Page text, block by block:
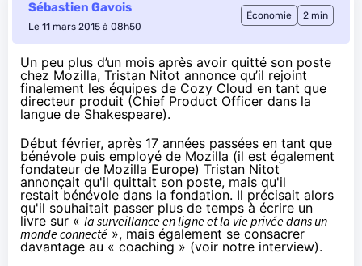
Sébastien Gavois
Le 11 mars 2015 à 08h50
Économie 2 min
Un peu plus d’un mois après avoir quitté son poste
chez Mozilla, Tristan Nitot annonce qu’il rejoint
finalement les équipes de Cozy Cloud en tant que
directeur produit (Chief Product Officer dans la
langue de Shakespeare).
Début février, après 17 années passées en tant que
bénévole puis employé de Mozilla (il est également
fondateur de Mozilla Europe) Tristan Nitot
annonçait qu'il quittait son poste, mais qu'il
restait bénévole dans la fondation. Il précisait alors
qu'il souhaitait passer plus de temps à écrire un
livre sur « la surveillance en ligne et la vie privée dans un
monde connecté », mais également se consacrer
davantage au « coaching » (voir notre interview).